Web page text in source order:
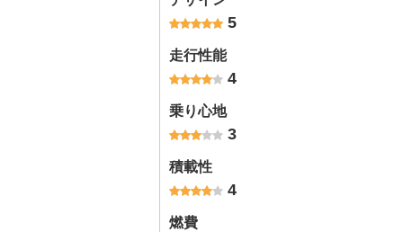
5
走行性能
4
乗り心地
3
積載性
4
燃費